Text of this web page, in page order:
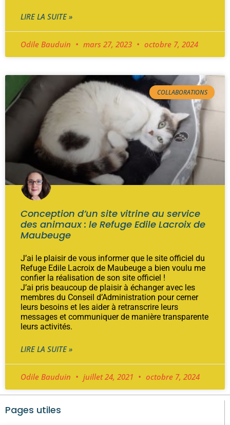
LIRE LA SUITE »
Odile Bauduin mars 27, 2023 octobre 7, 2024
COLLABORATIONS
Conception d’un site vitrine au service
des animaux : le Refuge Edile Lacroix de
Maubeuge
J’ai le plaisir de vous informer que le site officiel du
Refuge Edile Lacroix de Maubeuge a bien voulu me
confier la réalisation de son site officiel !
J’ai pris beaucoup de plaisir à échanger avec les
membres du Conseil d’Administration pour cerner
leurs besoins et les aider à retranscrire leurs
messages et communiquer de manière transparente
leurs activités.
LIRE LA SUITE »
Odile Bauduin juillet 24, 2021 octobre 7, 2024
Pages utiles